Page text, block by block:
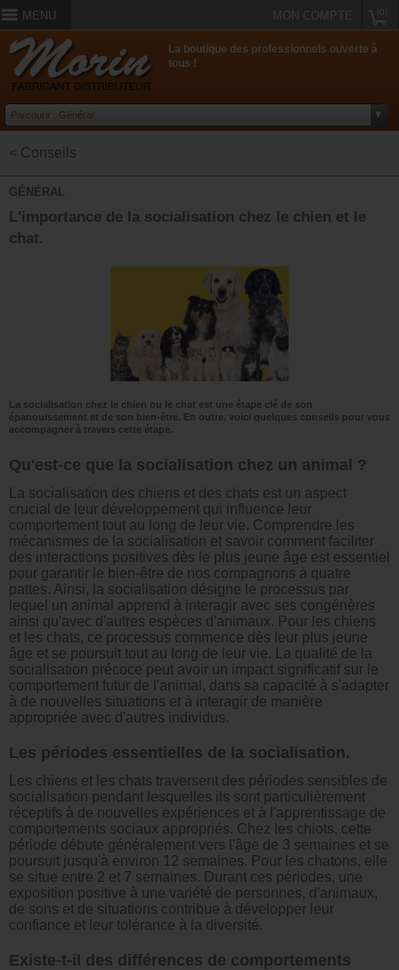
MENU MON COMPTE
La boutique des professionnels ouverte à
tous !
< Conseils
GÉNÉRAL
L'importance de la socialisation chez le chien et le
chat.
La socialisation chez le chien ou le chat est une étape clé de son
épanouissement et de son bien-être. En outre, voici quelques conseils pour vous
accompagner à travers cette étape.
Qu'est-ce que la socialisation chez un animal ?
La socialisation des chiens et des chats est un aspect
crucial de leur développement qui influence leur
comportement tout au long de leur vie. Comprendre les
mécanismes de la socialisation et savoir comment faciliter
des interactions positives dès le plus jeune âge est essentiel
pour garantir le bien-être de nos compagnons à quatre
pattes. Ainsi, la socialisation désigne le processus par
lequel un animal apprend à interagir avec ses congénères
ainsi qu'avec d'autres espèces d'animaux. Pour les chiens
et les chats, ce processus commence dès leur plus jeune
âge et se poursuit tout au long de leur vie. La qualité de la
socialisation précoce peut avoir un impact significatif sur le
comportement futur de l'animal, dans sa capacité à s'adapter
à de nouvelles situations et à interagir de manière
appropriée avec d'autres individus.
Les périodes essentielles de la socialisation.
Les chiens et les chats traversent des périodes sensibles de
socialisation pendant lesquelles ils sont particulièrement
réceptifs à de nouvelles expériences et à l'apprentissage de
comportements sociaux appropriés. Chez les chiots, cette
période débute généralement vers l'âge de 3 semaines et se
poursuit jusqu'à environ 12 semaines. Pour les chatons, elle
se situe entre 2 et 7 semaines. Durant ces périodes, une
exposition positive à une variété de personnes, d'animaux,
de sons et de situations contribue à développer leur
confiance et leur tolérance à la diversité.
Existe-t-il des différences de comportements